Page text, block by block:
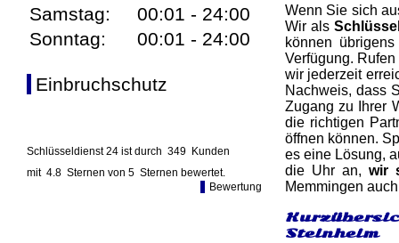
Samstag:
00:01 - 24:00
Sonntag:
00:01 - 24:00
Einbruchschutz
Schlüsseldienst 24 ist durch 349 Kunden
mit 4.8 Sternen von 5 Sternen bewertet.
Bewertung
Wenn Sie sich
Wir als
können
Verfügung.
wir jederzeit
Nachweis, dass
Zugang zu Ihrer
die richtigen
öffnen können.
es eine Lösung,
die Uhr an, wir
Memmingen
Steinheim